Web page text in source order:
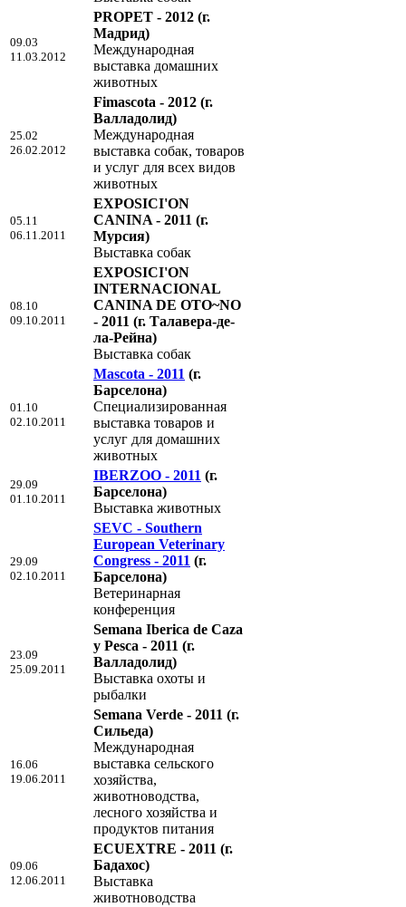
09.03
11.03.2012
PROPET - 2012 (г.
Мадрид)
Международная
выставка домашних
животных
25.02
26.02.2012
Fimascota - 2012 (г.
Валладолид)
Международная
выставка собак, товаров
и услуг для всех видов
животных
05.11
06.11.2011
EXPOSICI'ON
CANINA - 2011 (г.
Мурсия)
Выставка собак
08.10
09.10.2011
EXPOSICI'ON
INTERNACIONAL
CANINA DE OTO~NO
- 2011 (г. Талавера-де-
ла-Рейна)
Выставка собак
01.10
02.10.2011
Mascota - 2011 (г.
Барселона)
Специализированная
выставка товаров и
услуг для домашних
животных
29.09
01.10.2011
IBERZOO - 2011 (г.
Барселона)
Выставка животных
29.09
02.10.2011
SEVC - Southern
European Veterinary
Congress - 2011 (г.
Барселона)
Ветеринарная
конференция
23.09
25.09.2011
Semana Iberica de Caza
y Pesca - 2011 (г.
Валладолид)
Выставка охоты и
рыбалки
16.06
19.06.2011
Semana Verde - 2011 (г.
Сильеда)
Международная
выставка сельского
хозяйства,
животноводства,
лесного хозяйства и
продуктов питания
09.06
12.06.2011
ECUEXTRE - 2011 (г.
Бадахос)
Выставка
животноводства